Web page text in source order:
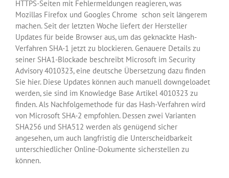
HTTPS-Seiten mit Fehlermeldungen reagieren, was
Mozillas Firefox und Googles Chrome schon seit längerem
machen. Seit der letzten Woche liefert der Hersteller
Updates für beide Browser aus, um das geknackte Hash-
Verfahren SHA-1 jetzt zu blockieren. Genauere Details zu
seiner SHA1-Blockade beschreibt Microsoft im Security
Advisory 4010323, eine deutsche Übersetzung dazu finden
Sie hier. Diese Updates können auch manuell downgeloadet
werden, sie sind im Knowledge Base Artikel 4010323 zu
finden. Als Nachfolgemethode für das Hash-Verfahren wird
von Microsoft SHA-2 empfohlen. Dessen zwei Varianten
SHA256 und SHA512 werden als genügend sicher
angesehen, um auch langfristig die Unterscheidbarkeit
unterschiedlicher Online-Dokumente sicherstellen zu
können.